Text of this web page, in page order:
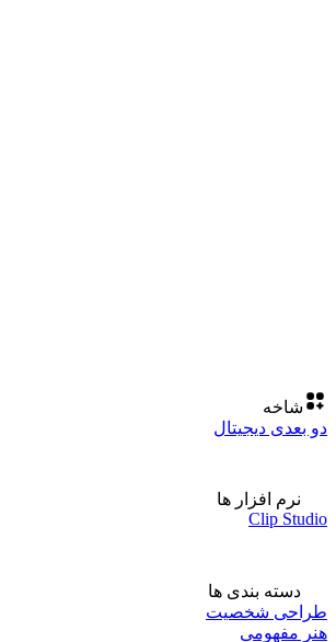
شاخه
دو بعدی دیجیتال
نرم افزار ها
Clip Studio
دسته بندی ها
طراحی شخصیت
هنر مفهومی